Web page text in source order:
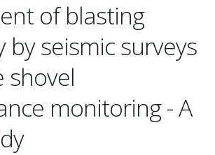
of blasting
by seismic surveys
shovel
monitoring - A